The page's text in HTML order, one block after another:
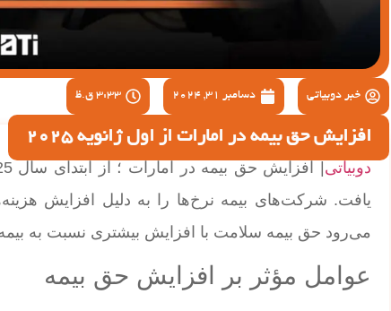
خبر دوبیاتی دسامبر 31, 2024 3:33 ق.ظ
افزایش حق بیمه در امارات از اول ژانویه 2025
دوبیاتی
یافت. شرکت‌های بیمه نرخ‌ها را به دلیل افزایش
می‌رود حق بیمه سلامت با افزایش بیشتری نسبت به
عوامل مؤثر بر افزایش حق بیمه